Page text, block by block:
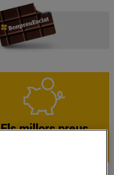
Els millors preus